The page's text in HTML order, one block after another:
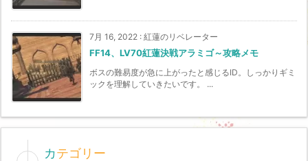
7月 16, 2022 : 紅蓮のリベレーター
FF14、LV70紅蓮決戦アラミゴ～攻略メモ
ボスの難易度が急に上がったと感じるID。しっかりギミ
ックを理解していきたいです。 ...
カテゴリー